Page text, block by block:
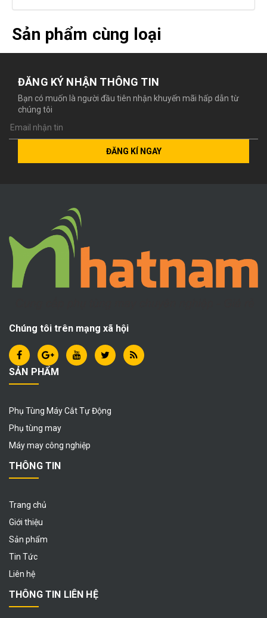
Sản phẩm cùng loại
ĐĂNG KÝ NHẬN THÔNG TIN
Bạn có muốn là người đầu tiên nhận khuyến mãi hấp dẫn từ
chúng tôi
ĐĂNG KÍ NGAY
Chúng tôi trên mạng xã hội
SẢN PHẨM
Phụ Tùng Máy Cắt Tự Động
Phụ tùng may
Máy may công nghiệp
THÔNG TIN
Trang chủ
Giới thiệu
Sản phẩm
Tin Tức
Liên hệ
THÔNG TIN LIÊN HỆ